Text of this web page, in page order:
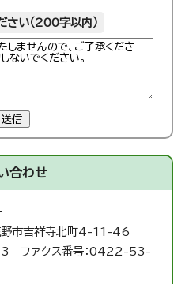
さい（200字以内）
送信
合わせ
市吉祥寺北町4-11-46
ファクス番号：0422-53-